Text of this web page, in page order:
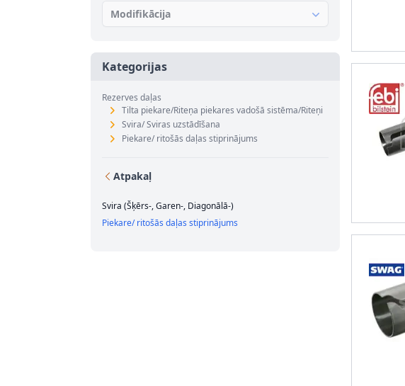
Modifikācija
Kategorijas
Rezerves daļas
Tilta piekare/Riteņa piekares vadošā sistēma/Riteņi
Svira/ Sviras uzstādīšana
Piekare/ ritošās daļas stiprinājums
Atpakaļ
Svira (Šķērs-, Garen-, Diagonālā-)
Piekare/ ritošās daļas stiprinājums